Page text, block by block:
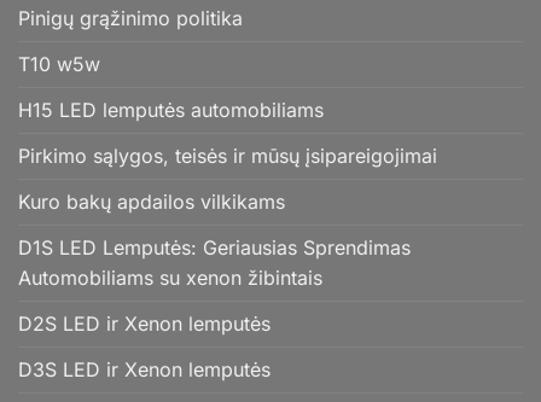
Pinigų grąžinimo politika
T10 w5w
H15 LED lemputės automobiliams
Pirkimo sąlygos, teisės ir mūsų įsipareigojimai
Kuro bakų apdailos vilkikams
D1S LED Lemputės: Geriausias Sprendimas
Automobiliams su xenon žibintais
D2S LED ir Xenon lemputės
D3S LED ir Xenon lemputės